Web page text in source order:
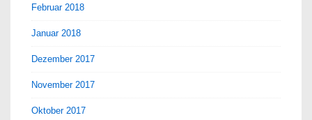
Februar 2018
Januar 2018
Dezember 2017
November 2017
Oktober 2017